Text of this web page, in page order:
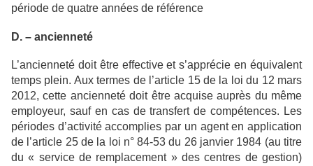
période de quatre années de référence
D. – ancienneté
L’ancienneté doit être effective et s’apprécie en équivalent
temps plein. Aux termes de l’article 15 de la loi du 12 mars
2012, cette ancienneté doit être acquise auprès du même
employeur, sauf en cas de transfert de compétences. Les
périodes d’activité accomplies par un agent en application
de l’article 25 de la loi n° 84-53 du 26 janvier 1984 (au titre
du « service de remplacement » des centres de gestion)